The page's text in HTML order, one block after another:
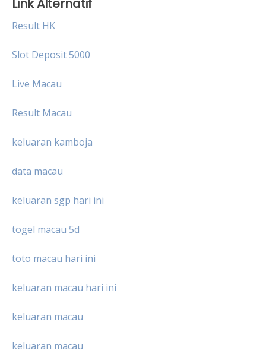
Link Alternatif
Result HK
Slot Deposit 5000
Live Macau
Result Macau
keluaran kamboja
data macau
keluaran sgp hari ini
togel macau 5d
toto macau hari ini
keluaran macau hari ini
keluaran macau
keluaran macau